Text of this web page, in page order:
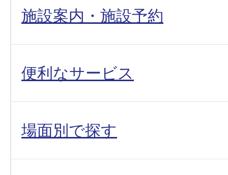
施設案内・施設予約
便利なサービス
場面別で探す